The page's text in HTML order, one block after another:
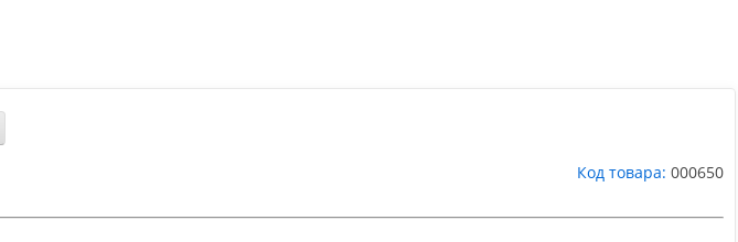
Код товара: 000650